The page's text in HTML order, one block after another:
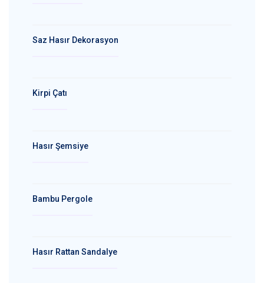
Saz Hasır Dekorasyon
Kirpi Çatı
Hasır Şemsiye
Bambu Pergole
Hasır Rattan Sandalye